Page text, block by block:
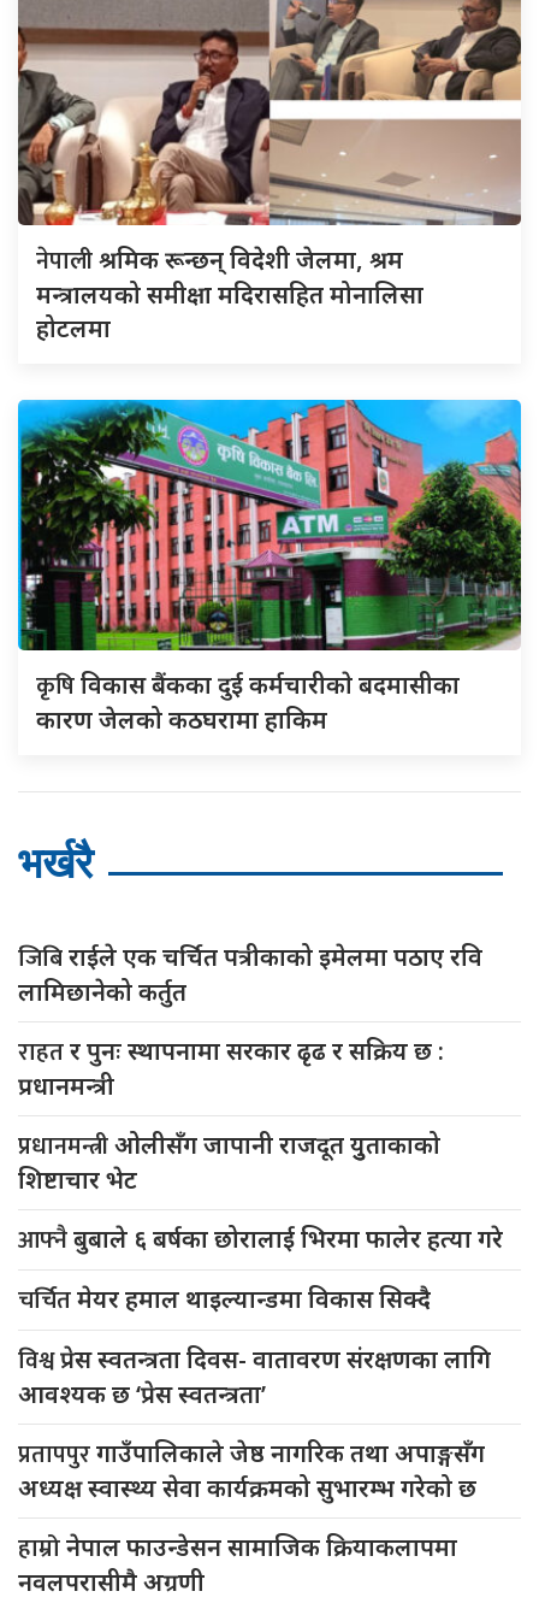
नेपालीश्रमिक रून्छन् विदेशी जेलमा, श्रम
मन्त्रालयको समीक्षा मदिरासहित मोनालिसा
होटलमा
कृषिविकास बैंकका दुई कर्मचारीकाे बदमासीका
कारण जेलको कठघरामा हाकिम
भर्खरै
जिबिराईले एक चर्चित पत्रीकाको इमेलमा पठाए रवि
लामिछानेको कर्तुत
राहतर पुनः स्थापनामा सरकार ढृढ र सक्रिय छ :
प्रधानमन्त्री
प्रधानमन्त्रीओलीसँग जापानी राजदूत युुताकाको
शिष्टाचार भेट
आफ्नैबुबाले ६ बर्षका छोरालाई भिरमा फालेर हत्या गरे
चर्चितमेयर हमाल थाइल्यान्डमा विकास सिक्दै
विश्वप्रेस स्वतन्त्रता दिवस- वातावरण संरक्षणका लागि
आवश्यक छ ‘प्रेस स्वतन्त्रता’
प्रतापपुरगाउँपालिकाले जेष्ठ नागरिक तथा अपाङ्गसँग
अध्यक्ष स्वास्थ्य सेवा कार्यक्रमको सुभारम्भ गरेको छ
हाम्रोनेपाल फाउन्डेसन सामाजिक क्रियाकलापमा
नवलपरासीमै अग्रणी